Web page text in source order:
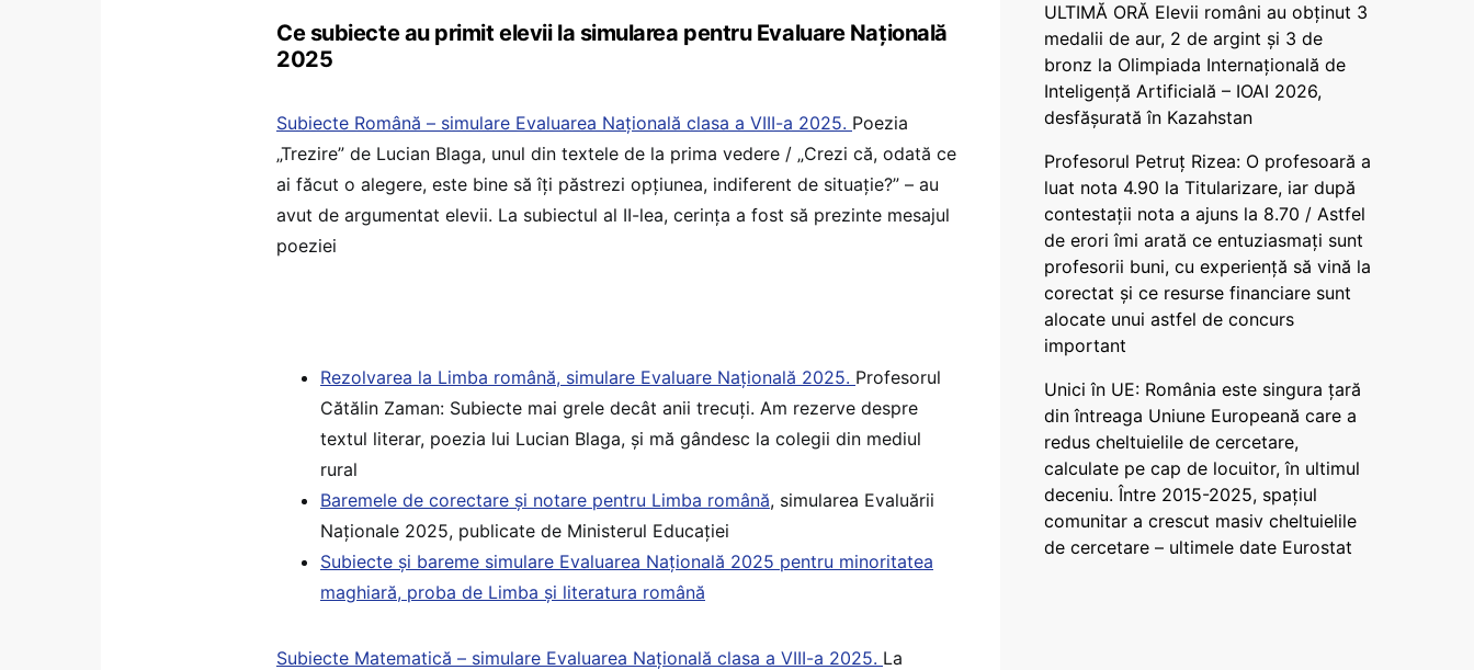
Ce subiecte au primit elevii la simularea pentru Evaluare Națională
2025
Subiecte Română – simulare Evaluarea Națională clasa a VIII-a 2025. Poezia
„Trezire” de Lucian Blaga, unul din textele de la prima vedere / „Crezi că, odată ce
ai făcut o alegere, este bine să îți păstrezi opțiunea, indiferent de situație?” – au
avut de argumentat elevii. La subiectul al II-lea, cerința a fost să prezinte mesajul
poeziei
Rezolvarea la Limba română, simulare Evaluare Națională 2025. Profesorul
Cătălin Zaman: Subiecte mai grele decât anii trecuți. Am rezerve despre
textul literar, poezia lui Lucian Blaga, și mă gândesc la colegii din mediul
rural
Baremele de corectare și notare pentru Limba română, simularea Evaluării
Naționale 2025, publicate de Ministerul Educației
Subiecte și bareme simulare Evaluarea Națională 2025 pentru minoritatea
maghiară, proba de Limba și literatura română
Subiecte Matematică – simulare Evaluarea Națională clasa a VIII-a 2025. La
ULTIMĂ ORĂ Elevii români au obținut 3
medalii de aur, 2 de argint și 3 de
bronz la Olimpiada Internațională de
Inteligență Artificială – IOAI 2026,
desfășurată în Kazahstan
Profesorul Petruț Rizea: O profesoară a
luat nota 4.90 la Titularizare, iar după
contestații nota a ajuns la 8.70 / Astfel
de erori îmi arată ce entuziasmați sunt
profesorii buni, cu experiență să vină la
corectat și ce resurse financiare sunt
alocate unui astfel de concurs
important
Unici în UE: România este singura țară
din întreaga Uniune Europeană care a
redus cheltuielile de cercetare,
calculate pe cap de locuitor, în ultimul
deceniu. Între 2015-2025, spațiul
comunitar a crescut masiv cheltuielile
de cercetare – ultimele date Eurostat